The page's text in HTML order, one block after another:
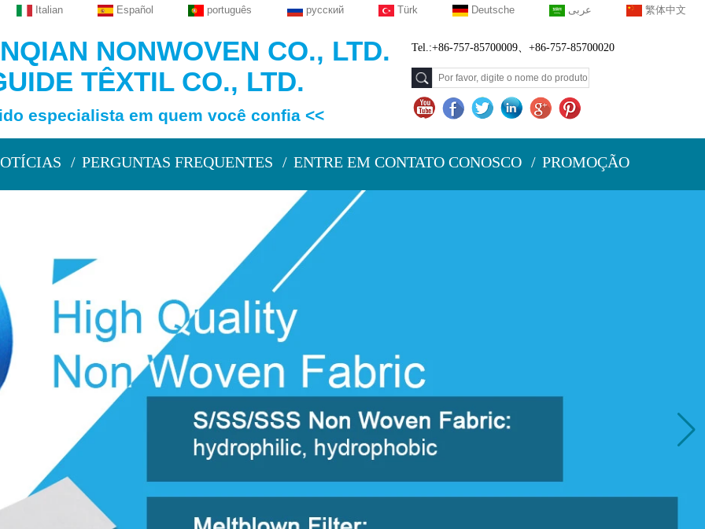
Italian Español português русский Türk Deutsche عربى 繁体中文
NONWOVEN CO., LTD.
TÊXTIL CO., LTD.
em quem você confia <<
Tel.:+86-757-85700009、+86-757-85700020
PERGUNTAS FREQUENTES ENTRE EM CONTATO CONOSCO PROMOÇÃO